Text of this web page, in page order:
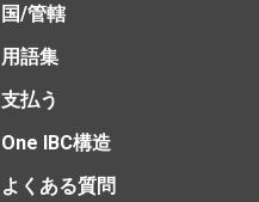
国/管轄
用語集
支払う
One IBC構造
よくある質問